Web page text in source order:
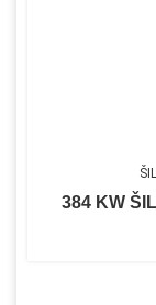
384 KW